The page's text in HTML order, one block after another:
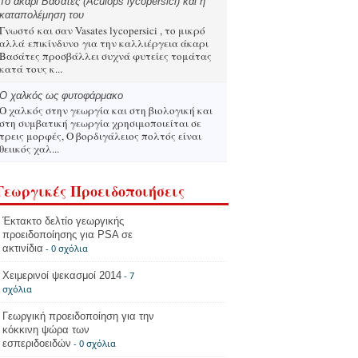
καταπολέμηση του
Γνωστό και σαν Vasates lycopersici , το μικρό
αλλά επικίνδυνο για την καλλιέργεια άκαρι
Βασάτες προσβάλλει συχνά φυτείες τομάτας
κατά τους κ...
Ο χαλκός ως φυτοφάρμακο
Ο χαλκός στην γεωργία και στη βιολογική και
στη συμβατική γεωργία χρησιμοποιείται σε
τρεις μορφές, Ο βορδιγάλειος πολτός είναι
θειικός χαλ...
Προειδοποιήσεις
Έκτακτο δελτίο γεωργικής
προειδοποίησης για PSA σε
ακτινίδια - 0 σχόλια
Χειμερινοί ψεκασμοί 2014 - 7
σχόλια
Γεωργική προειδοποίηση για την
κόκκινη ψώρα των
εσπεριδοειδών - 0 σχόλια